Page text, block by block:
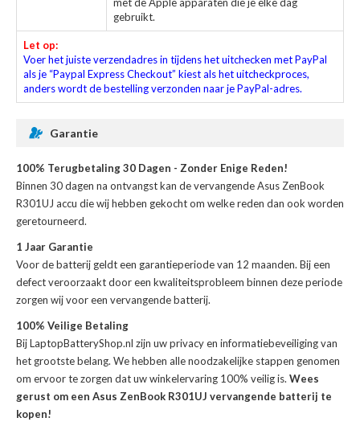
met de Apple apparaten die je elke dag
gebruikt.
Let op:
Voer het juiste verzendadres in tijdens het uitchecken met PayPal
als je “Paypal Express Checkout” kiest als het uitcheckproces,
anders wordt de bestelling verzonden naar je PayPal-adres.
Garantie
100% Terugbetaling 30 Dagen - Zonder Enige Reden!
Binnen 30 dagen na ontvangst kan devervangende Asus ZenBook
R301UJ accu die wij hebben gekocht om welke reden dan ook worden
geretourneerd.
1 Jaar Garantie
Voor debatterij geldt een garantieperiode van 12 maanden. Bij een
defect veroorzaakt door een kwaliteitsprobleem binnen deze periode
zorgen wij voor een vervangende batterij.
100% Veilige Betaling
Bij LaptopBatteryShop.nl zijn uw privacy en informatiebeveiliging van
het grootste belang. We hebben alle noodzakelijke stappen genomen
om ervoor te zorgen dat uw winkelervaring 100% veilig is. Wees
gerust om een Asus ZenBook R301UJ vervangende batterij te
kopen!